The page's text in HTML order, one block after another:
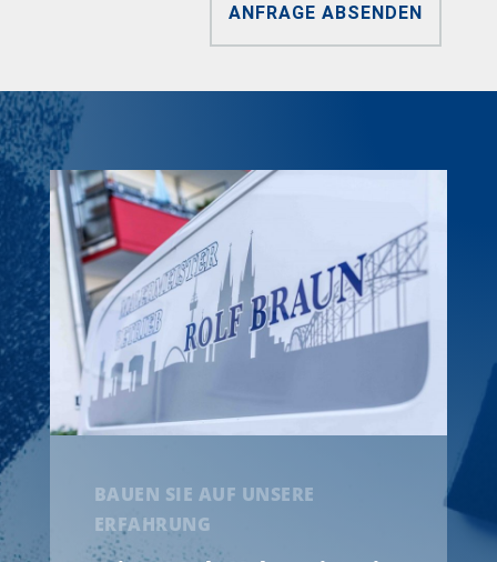
ANFRAGE ABSENDEN
BAUEN SIE AUF UNSERE
ERFAHRUNG